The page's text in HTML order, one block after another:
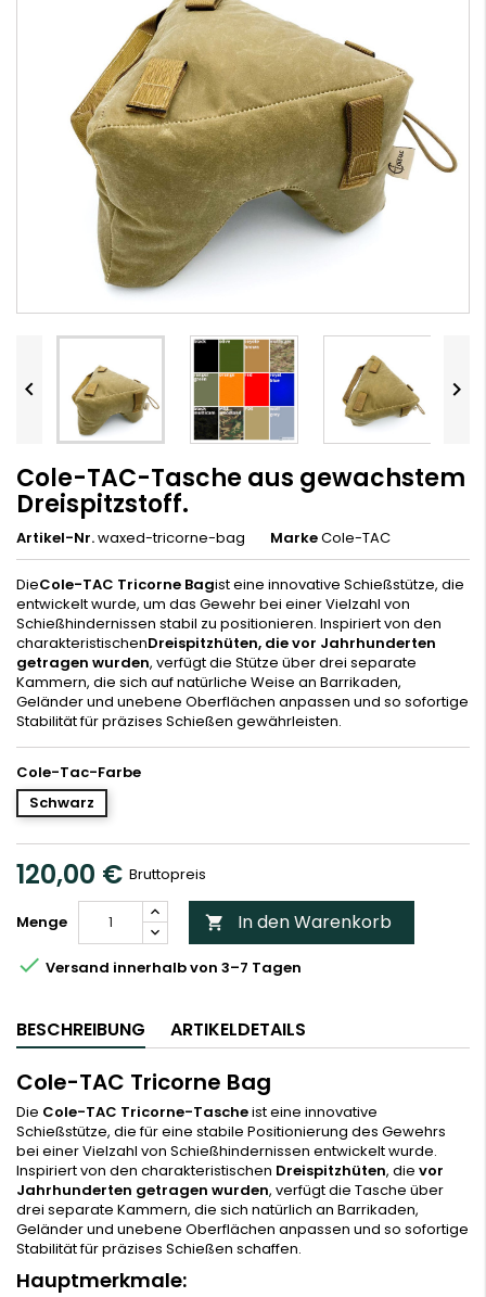
 
Cole-TAC-Tasche aus gewachstem
Dreispitzstoff.
Artikel-Nr.waxed-tricorne-bag MarkeCole-TAC
DieCole-TAC Tricorne Bagist eine innovative Schießstütze, die
entwickelt wurde, um das Gewehr bei einer Vielzahl von
Schießhindernissen stabil zu positionieren. Inspiriert von den
charakteristischenDreispitzhüten, die vor Jahrhunderten
getragen wurden, verfügt die Stütze über drei separate
Kammern, die sich auf natürliche Weise an Barrikaden,
Geländer und unebene Oberflächen anpassen und so sofortige
Stabilität für präzises Schießen gewährleisten.
Cole-Tac-Farbe
Schwarz
120,00 € Bruttopreis
Menge  In den Warenkorb
 Versand innerhalb von 3–7 Tagen
BESCHREIBUNG ARTIKELDETAILS
Cole-TAC Tricorne Bag
Die Cole-TAC Tricorne-Tascheist eine innovative
Schießstütze, die für eine stabile Positionierung des Gewehrs
bei einer Vielzahl von Schießhindernissen entwickelt wurde.
Inspiriert von den charakteristischen Dreispitzhüten, die vor
Jahrhunderten getragen wurden, verfügt die Tasche über
drei separate Kammern, die sich natürlich an Barrikaden,
Geländer und unebene Oberflächen anpassen und so sofortige
Stabilität für präzises Schießen schaffen.
Hauptmerkmale: